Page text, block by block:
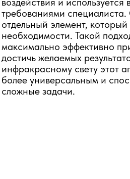
требованиями
отдельный элемент,
необходимости. Такой
максимально эффективно
достичь желаемых
инфракрасному свету этот
более универсальным и
сложные задачи.